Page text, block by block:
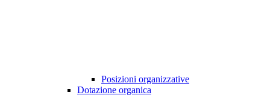
Posizioni organizzative
Dotazione organica